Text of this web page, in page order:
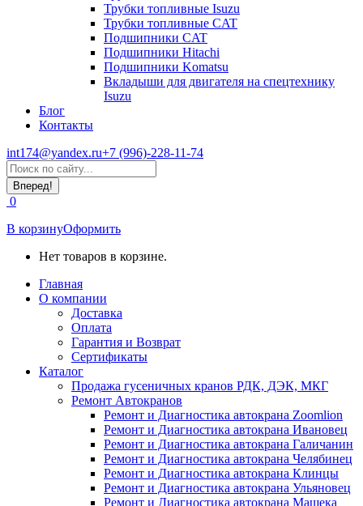
Трубки топливные Isuzu
Трубки топливные CAT
Подшипники CAT
Подшипники Hitachi
Подшипники Komatsu
Вкладыши для двигателя на спецтехнику
Isuzu
Блог
Контакты
int174@yandex.ru+7 (996)-228-11-74
Страница
WhatsApp
открывается
в
новом
окне
Поиск:
0
В корзинуОформить
Нет товаров в корзине.
Главная
О компании
Доставка
Оплата
Гарантия и Возврат
Сертификаты
Каталог
Продажа гусеничных кранов РДК, ДЭК, МКГ
Ремонт Автокранов
Ремонт и Диагностика автокрана Zoomlion
Ремонт и Диагностика автокрана Ивановец
Ремонт и Диагностика автокрана Галичанин
Ремонт и Диагностика автокрана Челябинец
Ремонт и Диагностика автокрана Клинцы
Ремонт и Диагностика автокрана Ульяновец
Ремонт и Диагностика автокрана Машека